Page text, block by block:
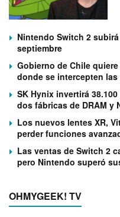
Nintendo Switch 2
septiembre
Gobierno de Chile
donde se intercepten
SK Hynix invertirá
dos fábricas de DRAM y
Los nuevos lentes XR,
perder funciones
Las ventas de Switch 2
pero Nintendo superó
OHMYGEEK! TV